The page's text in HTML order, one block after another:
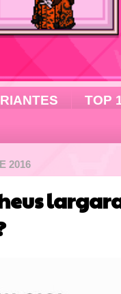
TOP
2016